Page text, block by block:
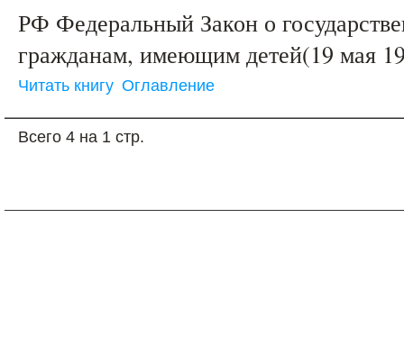
РФ Федеральный Закон о
гражданам, имеющим детей(19 мая
Читать книгу Оглавление
Всего 4 на 1 стр.